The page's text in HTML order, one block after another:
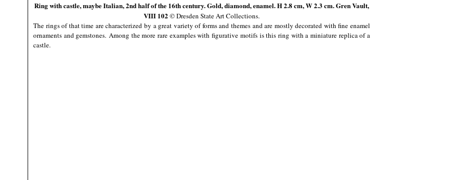
Ring with castle, maybe Italian, 2nd half of the 16th century. Gold, diamond, enamel. H 2.8 cm, W 2.3 cm. Gren Vault,
VIII 102 © Dresden State Art Collections.
The rings of that time are characterized by a great variety of forms and themes and are mostly decorated with fine enamel
ornaments and gemstones.Among the more rare examples with figurative motifs is this ring with a miniature replica of a
castle.